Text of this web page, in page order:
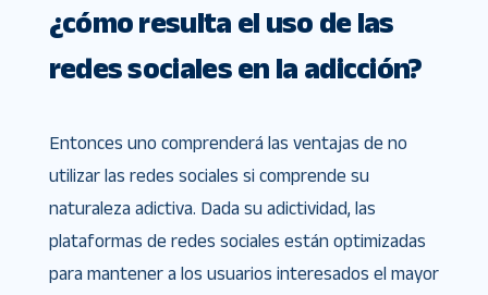
¿cómo resulta el uso de las
redes sociales en la adicción?
Entonces uno comprenderá las ventajas de no
utilizar las redes sociales si comprende su
naturaleza adictiva. Dada su adictividad, las
plataformas de redes sociales están optimizadas
para mantener a los usuarios interesados el mayor